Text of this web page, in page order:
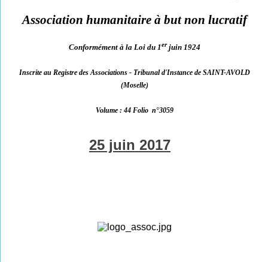
Association humanitaire à but non lucratif
Conformément à la Loi du 1erjuin 1924
Inscrite au Registre des Associations - Tribunal d'Instance de SAINT-AVOLD
(Moselle)
Volume : 44 Folio n°3059
25 juin 2017